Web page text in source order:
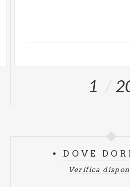
1
DOVE
Verifica